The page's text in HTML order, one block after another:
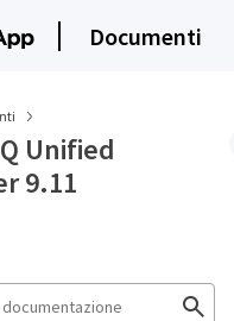
Documenti
Unified
9.11